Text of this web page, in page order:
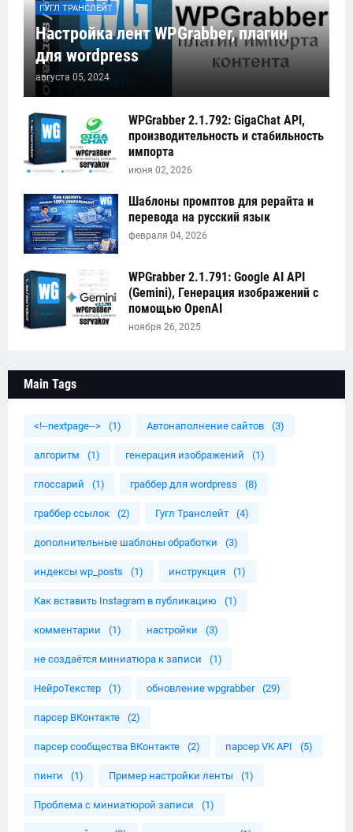
ГУГЛ ТРАНСЛЕЙТ
Настройка лент WPGrabber, плагин
для wordpress
августа 05, 2024
WPGrabber 2.1.792: GigaChat API,
производительность и стабильность
импорта
июня 02, 2026
Шаблоны промптов для рерайта и
перевода на русский язык
февраля 04, 2026
WPGrabber 2.1.791: Google AI API
(Gemini), Генерация изображений с
помощью OpenAI
ноября 26, 2025
Main Tags
<!--nextpage--> (1) Автонаполнение сайтов (3)
алгоритм (1) генерация изображений (1)
глоссарий (1) граббер для wordpress (8)
граббер ссылок (2) Гугл Транслейт (4)
дополнительные шаблоны обработки (3)
индексы wp_posts (1) инструкция (1)
Как вставить Instagram в публикацию (1)
комментарии (1) настройки (3)
не создаётся миниатюра к записи (1)
НейроТекстер (1) обновление wpgrabber (29)
парсер ВКонтакте (2)
парсер сообщества ВКонтакте (2) парсер VK API (5)
пинги (1) Пример настройки ленты (1)
Проблема с миниатюрой записи (1)